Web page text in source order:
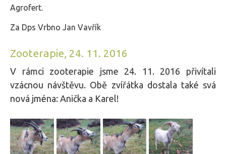
Agrofert.
Za Dps Vrbno Jan Vavřík
Zooterapie, 24. 11. 2016
V rámci zooterapie jsme 24. 11. 2016 přivítali
vzácnou návštěvu. Obě zvířátka dostala také svá
nová jména: Anička a Karel!